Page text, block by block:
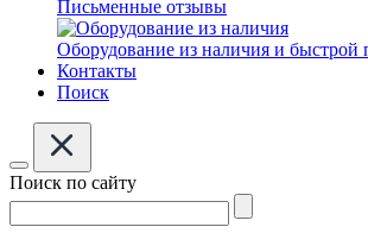
Письменные отзывы
Оборудование из наличия и быстрой
Контакты
Поиск
Поиск по сайту